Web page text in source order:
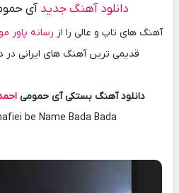
دانلود آهنگ جدید آی
آهنگ های تاپ و عالی را از رسانه پاور
قدیمی ترین آهنگ های ایرانی در
دانلود آهنگ بستکی آی حمومی
be Name Bada Bada